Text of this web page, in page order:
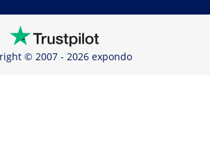
© 2007 - 2026 expondo